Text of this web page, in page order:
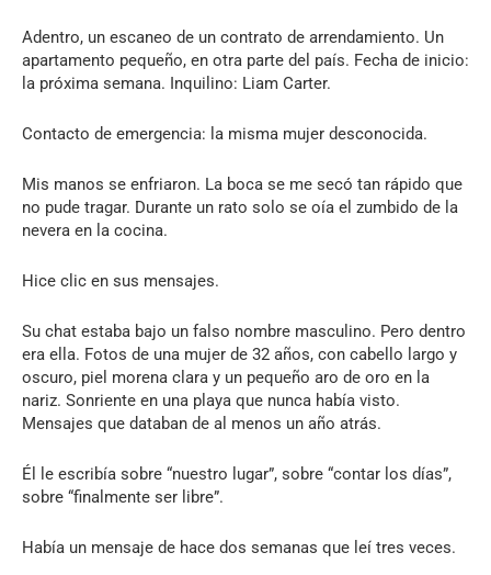
Adentro, un escaneo de un contrato de arrendamiento. Un
apartamento pequeño, en otra parte del país. Fecha de inicio:
la próxima semana. Inquilino: Liam Carter.
Contacto de emergencia: la misma mujer desconocida.
Mis manos se enfriaron. La boca se me secó tan rápido que
no pude tragar. Durante un rato solo se oía el zumbido de la
nevera en la cocina.
Hice clic en sus mensajes.
Su chat estaba bajo un falso nombre masculino. Pero dentro
era ella. Fotos de una mujer de 32 años, con cabello largo y
oscuro, piel morena clara y un pequeño aro de oro en la
nariz. Sonriente en una playa que nunca había visto.
Mensajes que databan de al menos un año atrás.
Él le escribía sobre “nuestro lugar”, sobre “contar los días”,
sobre “finalmente ser libre”.
Había un mensaje de hace dos semanas que leí tres veces.